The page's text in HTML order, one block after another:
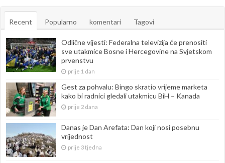
Recent Popularno komentari Tagovi
Odlične vijesti: Federalna televizija će prenositi
sve utakmice Bosne i Hercegovine na Svjetskom
prvenstvu
prije 1 dan
Gest za pohvalu: Bingo skratio vrijeme marketa
kako bi radnici gledali utakmicu BiH – Kanada
prije 2 dana
Danas je Dan Arefata: Dan koji nosi posebnu
vrijednost
prije 3 tjedna